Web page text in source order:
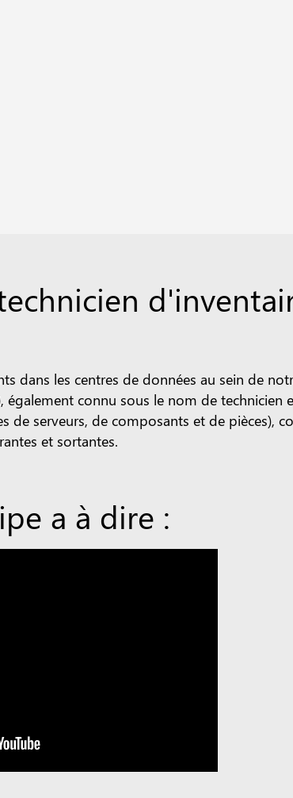
dans les centres de données au sein de
également connu sous le nom de
de serveurs, de composants et de pièces),
et sortantes.
a à dire :